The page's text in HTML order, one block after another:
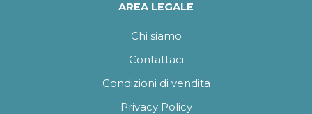
AREA LEGALE
Chi siamo
Contattaci
Condizioni di vendita
Privacy Policy